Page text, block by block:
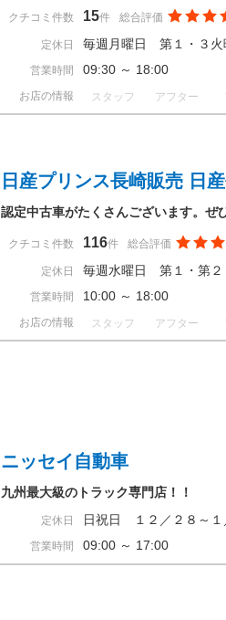
クチコミ件数 15件 総合評価
定休日 毎週月曜日 第１・３火
営業時間 09:30 ～ 18:00
お店の情報 スタッフ アフター
日産プリンス長崎販売 日
認定中古車がたくさんございます。ぜ
クチコミ件数 116件 総合評価
定休日 毎週水曜日 第１・第２
営業時間 10:00 ～ 18:00
お店の情報 スタッフ アフター
ニッセイ自動車
九州最大級のトラック専門店！！
定休日 日祝日 １２／２８～１
営業時間 09:00 ～ 17:00